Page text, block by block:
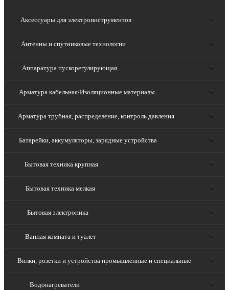
Аксессуары для электроинструментов
Антенны и спутниковые технологии
Аппаратура пускорегулирующая
Арматура кабельная/Изоляционные материалы
Арматура трубная, распределение, контроль давления
Батарейки, аккумуляторы, зарядные устройства
Бытовая техника крупная
Бытовая техника мелкая
Бытовая электроника
Ванная комната и туалет
Вилки, розетки и устройства промышленные и специальные
Водонагреватели